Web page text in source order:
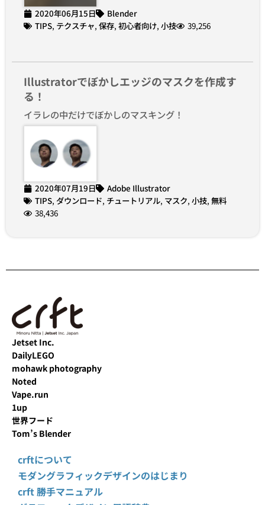
2020年06月15日
Blender
TIPS, テクスチャ, 保存, 初心者向け, 小技 39,256
Illustratorでぼかしエッジのマスクを作成す
る！
イラレの中だけでぼかしのマスキング！
2020年07月19日
Adobe Illustrator
TIPS, ダウンロード, チュートリアル, マスク, 小技, 無料
38,436
Jetset Inc.
DailyLEGO
mohawk photography
Noted
Vape.run
1up
世界フード
Tom’s Blender
crftについて
モダングラフィックデザインのはじまり
crft 勝手マニュアル